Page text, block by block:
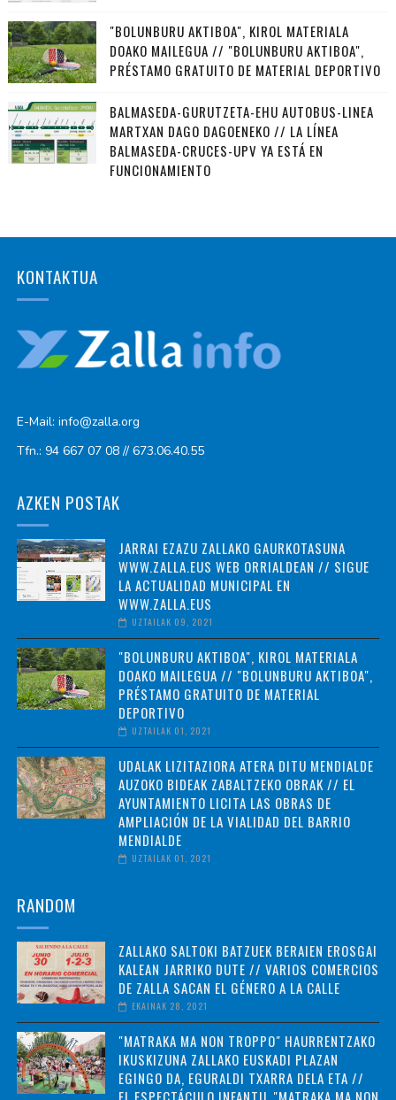
"BOLUNBURU AKTIBOA", KIROL MATERIALA
DOAKO MAILEGUA // "BOLUNBURU AKTIBOA",
PRÉSTAMO GRATUITO DE MATERIAL DEPORTIVO
BALMASEDA-GURUTZETA-EHU AUTOBUS-LINEA
MARTXAN DAGO DAGOENEKO // LA LÍNEA
BALMASEDA-CRUCES-UPV YA ESTÁ EN
FUNCIONAMIENTO
KONTAKTUA
E-Mail: info@zalla.org
Tfn.: 94 667 07 08 // 673.06.40.55
AZKEN POSTAK
JARRAI EZAZU ZALLAKO GAURKOTASUNA
WWW.ZALLA.EUS WEB ORRIALDEAN // SIGUE
LA ACTUALIDAD MUNICIPAL EN
WWW.ZALLA.EUS
UZTAILAK 09, 2021
"BOLUNBURU AKTIBOA", KIROL MATERIALA
DOAKO MAILEGUA // "BOLUNBURU AKTIBOA",
PRÉSTAMO GRATUITO DE MATERIAL
DEPORTIVO
UZTAILAK 01, 2021
UDALAK LIZITAZIORA ATERA DITU MENDIALDE
AUZOKO BIDEAK ZABALTZEKO OBRAK // EL
AYUNTAMIENTO LICITA LAS OBRAS DE
AMPLIACIÓN DE LA VIALIDAD DEL BARRIO
MENDIALDE
UZTAILAK 01, 2021
RANDOM
ZALLAKO SALTOKI BATZUEK BERAIEN EROSGAI
KALEAN JARRIKO DUTE // VARIOS COMERCIOS
DE ZALLA SACAN EL GÉNERO A LA CALLE
EKAINAK 28, 2021
"MATRAKA MA NON TROPPO" HAURRENTZAKO
IKUSKIZUNA ZALLAKO EUSKADI PLAZAN
EGINGO DA, EGURALDI TXARRA DELA ETA //